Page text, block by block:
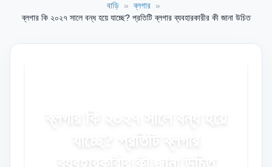
Arabic
German
Japanese
বাড়ি » ব্লগার »
ব্লগার কি ২০২৭ সালে বন্ধ হয়ে যাচ্ছে? প্রতিটি ব্লগার ব্যবহারকারীর কী জানা উচিত
ব্লগার কি ২০২৭ সালে বন্ধ হয়ে
যাচ্ছে? প্রতিটি ব্লগার